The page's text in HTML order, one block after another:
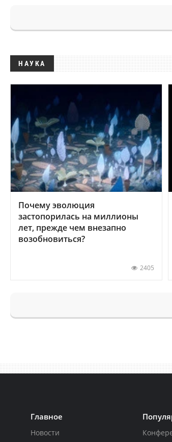
НАУКА
Почему эволюция
застопорилась на миллионы
лет, прежде чем внезапно
возобновиться?
2405
Главное
Новости